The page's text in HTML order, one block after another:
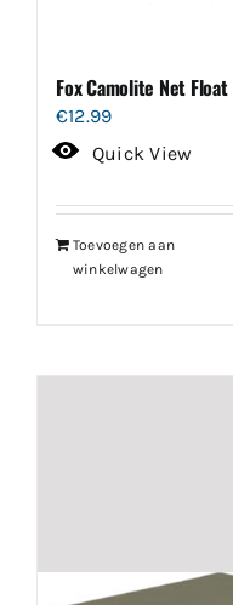
Fox Camolite Net Float
€12.99
Quick View
Toevoegen aan
winkelwagen